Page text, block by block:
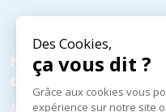
Horaires
d'ouverture
Mardi au Vendredi 10h -